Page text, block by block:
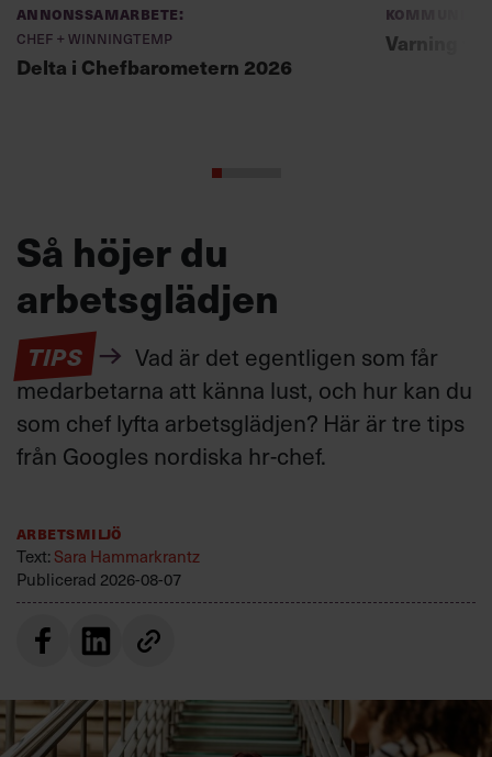
Annonssamarbete:
Chef + Winningtemp
Delta i Chefbarometern 2026
Varning
Så höjer du
arbetsglädjen
TIPS
Vad är det egentligen som får
medarbetarna att känna lust, och hur kan du
som chef lyfta arbetsglädjen? Här är tre tips
från Googles nordiska hr-chef.
Arbetsmiljö
Text:Sara Hammarkrantz
Publicerad 2026-08-07